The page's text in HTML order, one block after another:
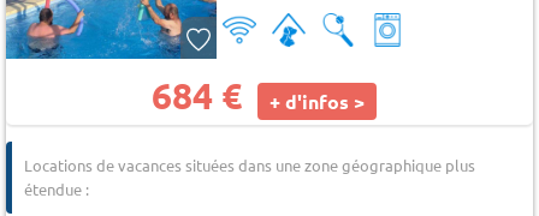
684 € + d'infos >
Locations de vacances situées dans une zone géographique plus
étendue :